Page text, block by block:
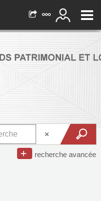
recherche avancée